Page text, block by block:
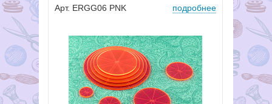
Арт. ERGG06 PNK подробнее